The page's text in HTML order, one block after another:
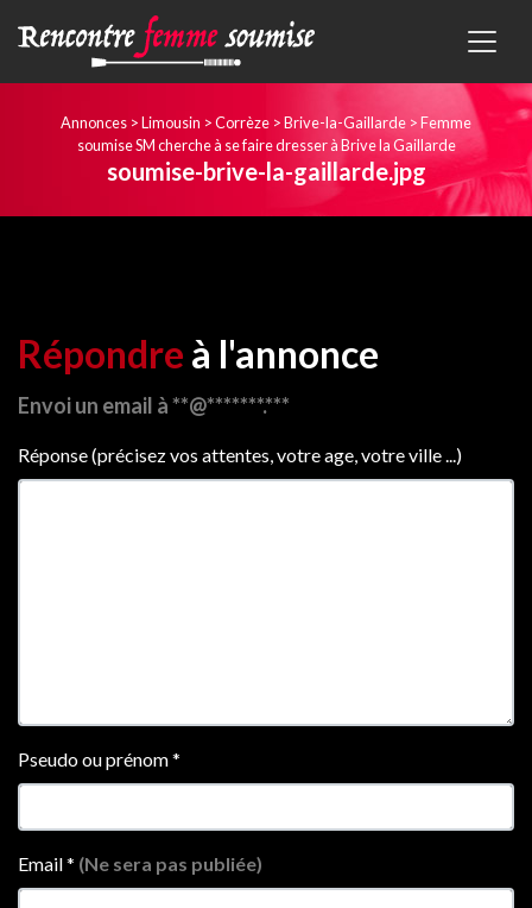
Annonces >Limousin >Corrèze >Brive-la-Gaillarde >Femme
soumise SM cherche à se faire dresser à Brive la Gaillarde
soumise-brive-la-gaillarde.jpg
Répondre à l'annonce
Envoi un email à **@*******.***
Réponse (précisez vos attentes, votre age, votre ville ...)
Pseudo ou prénom*
Email* (Ne sera pas publiée)